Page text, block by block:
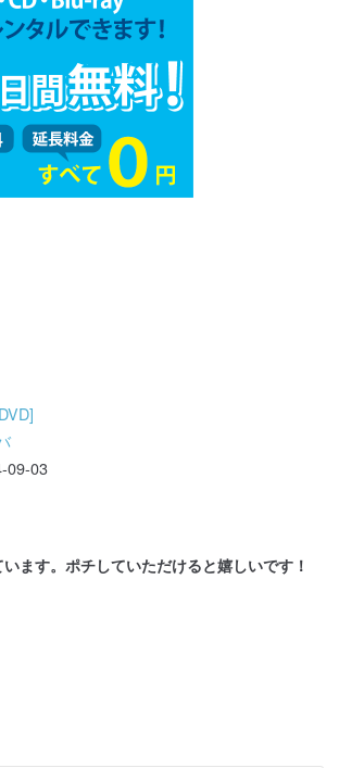
09-03
ます。ポチしていただけると嬉しいです！